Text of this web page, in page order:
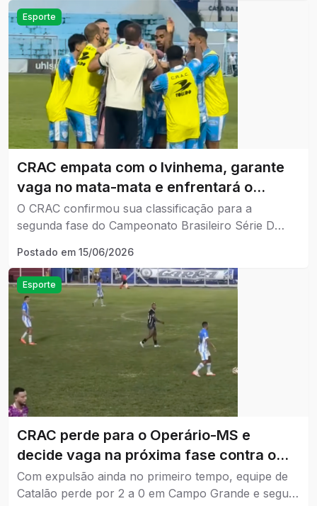
partidas.
Esporte
CRAC empata com o Ivinhema, garante
vaga no mata-mata e enfrentará o
Tombense na segunda fase da Série D
O CRAC confirmou sua classificação para a
segunda fase do Campeonato Brasileiro Série D
Postado em 15/06/2026
Esporte
CRAC perde para o Operário-MS e
decide vaga na próxima fase contra o
Ivinhema em Catalão
Com expulsão ainda no primeiro tempo, equipe de
Catalão perde por 2 a 0 em Campo Grande e segue